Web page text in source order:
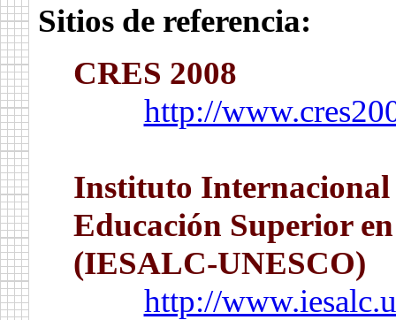
Sitios de referencia:
CRES 2008
http://
Instituto
Educación Superior
(IESALC-UNESCO)
http://